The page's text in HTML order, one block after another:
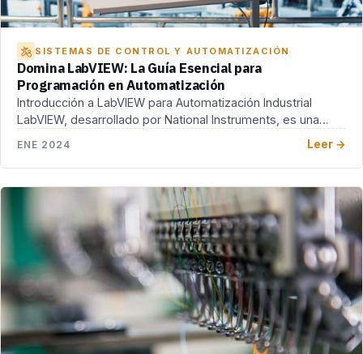
SISTEMAS DE CONTROL Y AUTOMATIZACIÓN
Domina LabVIEW: La Guía Esencial para
Programación en Automatización
Introducción a LabVIEW para Automatización Industrial
LabVIEW, desarrollado por National Instruments, es una
ENE 2024 Leer →